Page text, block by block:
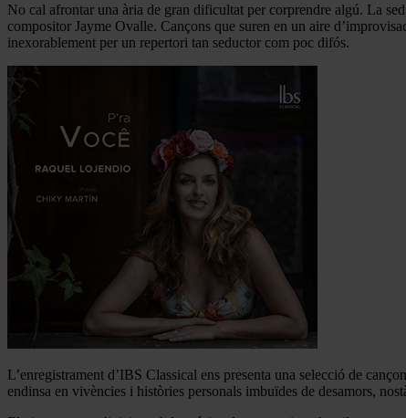
No cal afrontar una ària de gran dificultat per corprendre algú. La
compositor Jayme Ovalle. Cançons que suren en un aire
inexorablement per un repertori tan seductor com poc difós.
L’enregistrament d’IBS Classical ens presenta una selecció de
endinsa en vivències i històries personals imbuïdes de desamors,